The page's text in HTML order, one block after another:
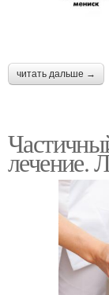
читать дальше →
лечение.